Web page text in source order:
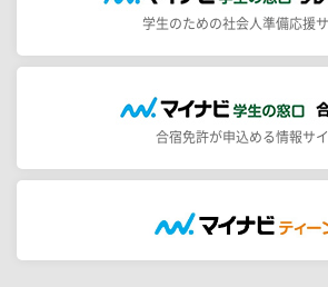
学生のための社会人準備応援
合宿免許が申込める情報サ